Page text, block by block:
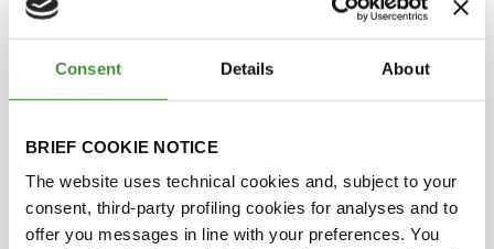
Consent Details About
BRIEF COOKIE NOTICE
The website uses technical cookies and, subject to your
consent, third-party profiling cookies for analyses and to
offer you messages in line with your preferences. You
Asad Sarwar Qureshi